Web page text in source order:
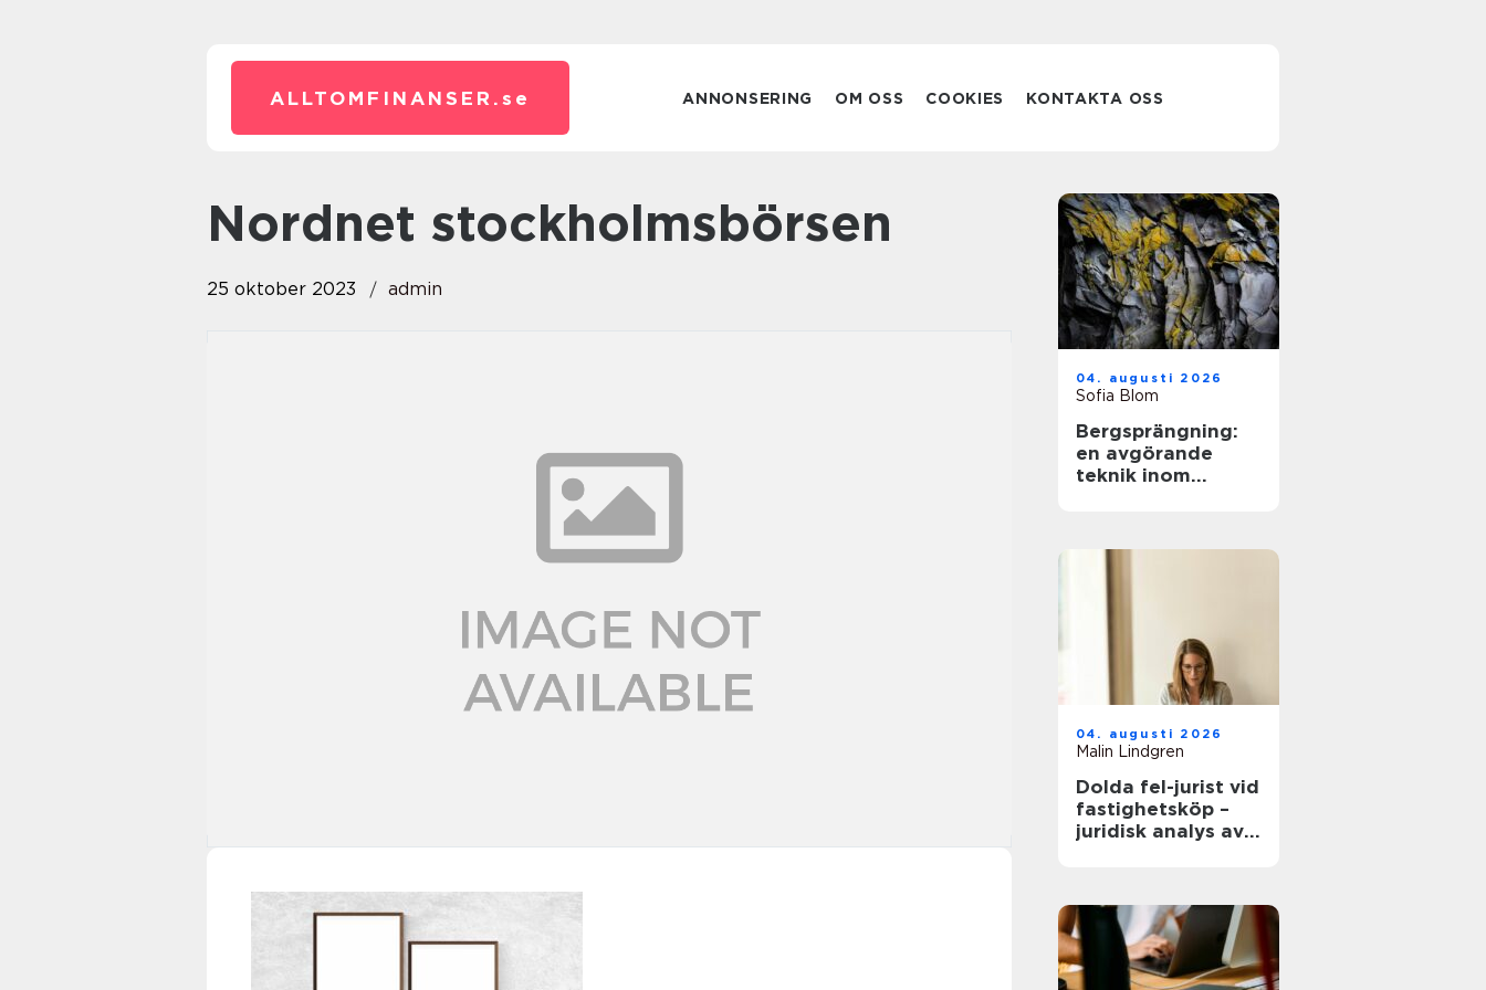
ALLTOMFINANSER. se ANNONSERING OM OSS COOKIES KONTAKTA OSS
nordnet stockholmsbörsen
25 oktober 2023 admin
04. augusti 2026
Sofia Blom
Bergsprängning:
en avgörande
teknik inom
04. augusti 2026
Malin Lindgren
Dolda fel-jurist vid
fastighetsköp –
juridisk analys av
praktiken